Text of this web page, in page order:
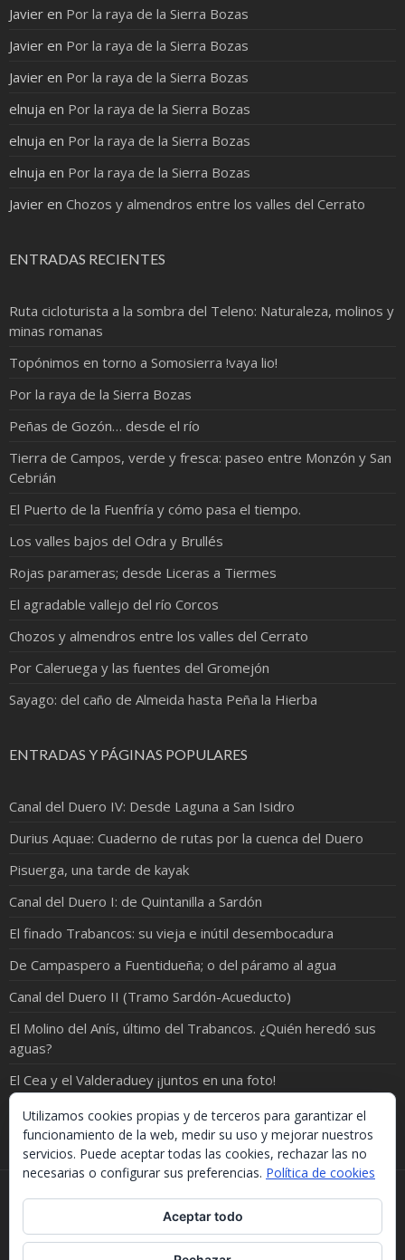
Javier en Por la raya de la Sierra Bozas
Javier en Por la raya de la Sierra Bozas
Javier en Por la raya de la Sierra Bozas
elnuja en Por la raya de la Sierra Bozas
elnuja en Por la raya de la Sierra Bozas
elnuja en Por la raya de la Sierra Bozas
Javier en Chozos y almendros entre los valles del Cerrato
ENTRADAS RECIENTES
Ruta cicloturista a la sombra del Teleno: Naturaleza, molinos y
minas romanas
Topónimos en torno a Somosierra !vaya lio!
Por la raya de la Sierra Bozas
Peñas de Gozón… desde el río
Tierra de Campos, verde y fresca: paseo entre Monzón y San
Cebrián
El Puerto de la Fuenfría y cómo pasa el tiempo.
Los valles bajos del Odra y Brullés
Rojas parameras; desde Liceras a Tiermes
El agradable vallejo del río Corcos
Chozos y almendros entre los valles del Cerrato
Por Caleruega y las fuentes del Gromejón
Sayago: del caño de Almeida hasta Peña la Hierba
ENTRADAS Y PÁGINAS POPULARES
Canal del Duero IV: Desde Laguna a San Isidro
Durius Aquae: Cuaderno de rutas por la cuenca del Duero
Pisuerga, una tarde de kayak
Canal del Duero I: de Quintanilla a Sardón
El finado Trabancos: su vieja e inútil desembocadura
De Campaspero a Fuentidueña; o del páramo al agua
Canal del Duero II (Tramo Sardón-Acueducto)
El Molino del Anís, último del Trabancos. ¿Quién heredó sus
aguas?
El Cea y el Valderaduey ¡juntos en una foto!
¡ORO EN EL RÍO!
Si necesitas algo de este blog puedes cogerlo, lo único
que te pido es que menciones la procedencia. Gracias.
Should you need something from this blog, just take it.
Utilizamos cookies propias y de terceros para garantizar el
funcionamiento de la web, medir su uso y mejorar nuestros
servicios. Puede aceptar todas las cookies, rechazar las no
necesarias o configurar sus preferencias. Política de cookies
Aceptar todo